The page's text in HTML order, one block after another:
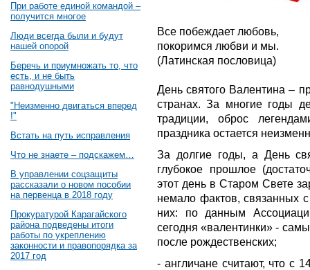
При работе единой командой –
получится многое
Люди всегда были и будут
нашей опорой
Беречь и приумножать то, что
есть, и не быть
равнодушными
"Неизменно двигаться вперед
!"
Встать на путь исправления
Что не знаете – подскажем…
В управлении соцзащиты
рассказали о новом пособии
на первенца в 2018 году
Прокуратурой Карагайского
района подведены итоги
работы по укреплению
законности и правопорядка за
2017 год
Все побеждает любовь,
покоримся любви и мы.
(Латинская пословица)
День святого Валентина –
странах. За многие годы
традиции, оброс
праздника остается
За долгие годы, а День
глубокое прошлое
этот день в Старом Свете
немало фактов, связанных
них: по данным
сегодня «валентинки» -
после рождественских;
- англичане считают, что с